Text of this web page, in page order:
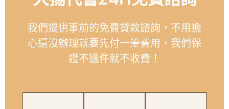
我們提供事前的免費貸款諮詢，不用擔
心還沒辦理就要先付一筆費用，我們保
證不過件就不收費！